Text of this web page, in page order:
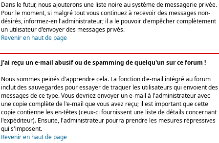
Dans le futur, nous ajouterons une liste noire au système de messagerie privée.
Pour le moment, si malgré tout vous continuez à recevoir des messages non-
désirés, informez-en l'administrateur; il a le pouvoir d'empêcher complètement
un utilisateur d'envoyer des messages privés.
Revenir en haut de page
J'ai reçu un e-mail abusif ou de spamming de quelqu'un sur ce forum !
Nous sommes peinés d'apprendre cela. La fonction d'e-mail intégré au forum
inclut des sauvegardes pour essayer de traquer les utilisateurs qui envoient des
messages de ce type. Vous devriez envoyer un e-mail à l'administrateur avec
une copie complète de l'e-mail que vous avez reçu; il est important que cette
copie contienne les en-têtes (ceux-ci fournissent une liste de détails concernant
l'expéditeur). Ensuite, l'administrateur pourra prendre les mesures répressives
qui s'imposent.
Revenir en haut de page